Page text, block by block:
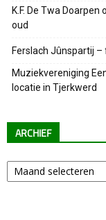
K.F. De Twa
oud
Ferslach Jûnspartij
Muziekvereniging
locatie in Tjerkwerd
ARCHIEF
Archief